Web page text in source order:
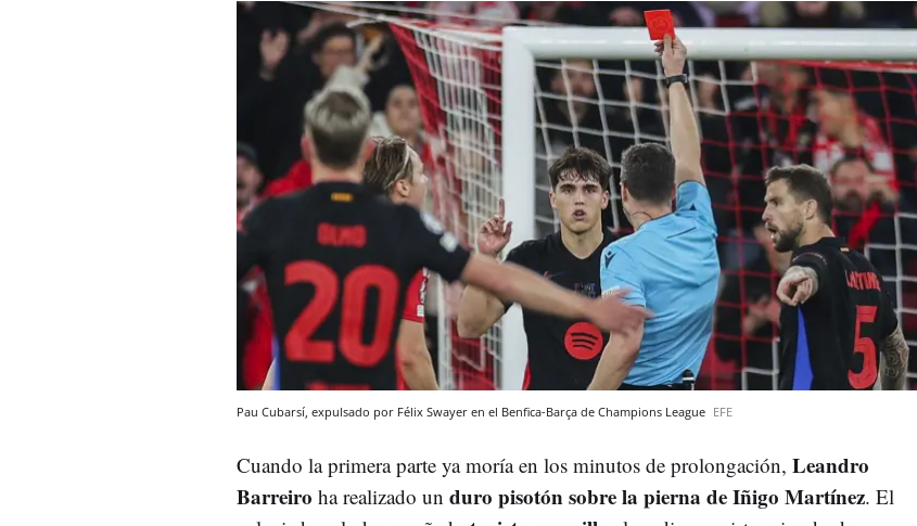
Pau Cubarsí, expulsado por Félix Swayer en el Benfica-Barça de Champions League EFE
Cuando la primera parte ya moría en los minutos de prolongación, Leandro
Barreiro ha realizado un duro pisotón sobre la pierna de Iñigo Martínez. El